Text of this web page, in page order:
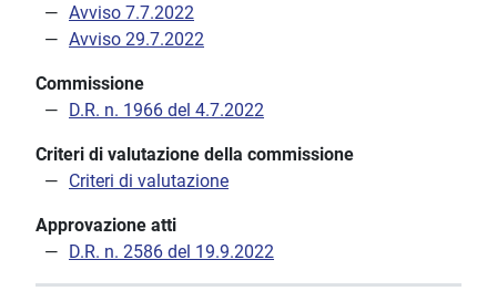
Avviso 7.7.2022
Avviso 29.7.2022
Commissione
D.R. n. 1966 del 4.7.2022
Criteri di valutazione della commissione
Criteri di valutazione
Approvazione atti
D.R. n. 2586 del 19.9.2022